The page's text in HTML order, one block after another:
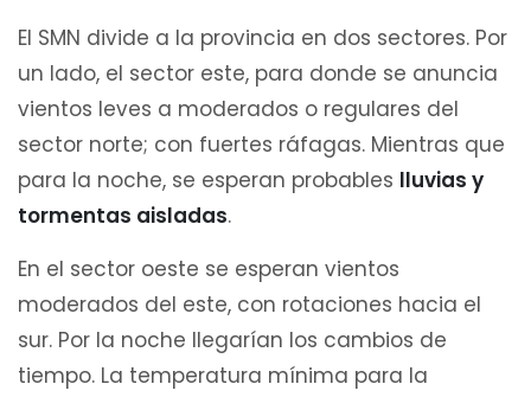
El SMN divide a la provincia en dos sectores. Por
un lado, el sector este, para donde se anuncia
vientos leves a moderados o regulares del
sector norte; con fuertes ráfagas. Mientras que
para la noche, se esperan probables lluvias y
tormentas aisladas.
En el sector oeste se esperan vientos
moderados del este, con rotaciones hacia el
sur. Por la noche llegarían los cambios de
tiempo. La temperatura mínima para la